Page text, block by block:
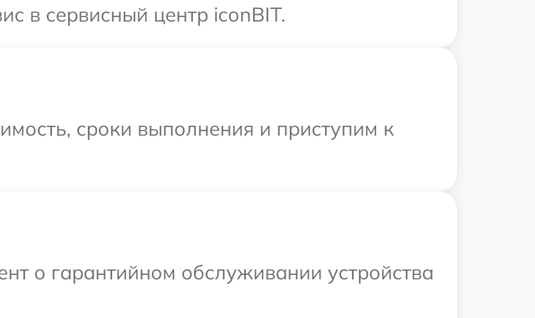
в сервисный центр iconBIT.
сроки выполнения и приступим к
о гарантийном обслуживании устройства